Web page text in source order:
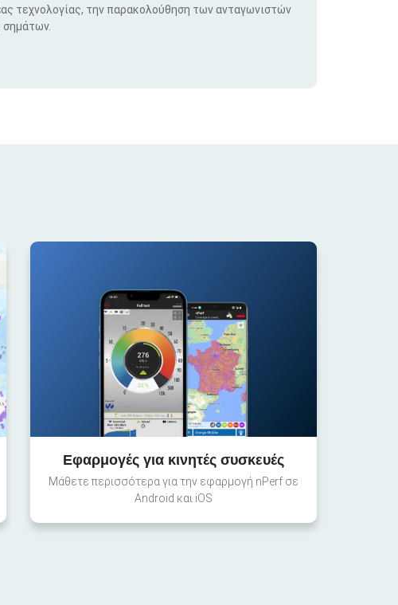
τεχνολογίας, την παρακολούθηση των ανταγωνιστών
Εφαρμογές για κινητές συσκευές
Μάθετε περισσότερα για την εφαρμογή nPerf σε
Android και iOS